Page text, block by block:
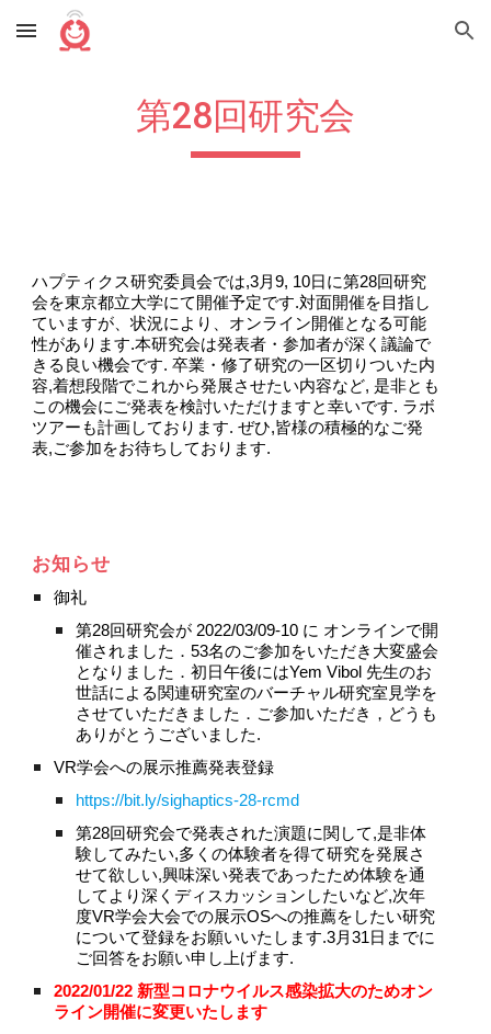
Skip to main content Skip to navigation
第28回研究会
ハプティクス研究委員会では,3月9, 10日に第28回研究
会を東京都立大学にて開催予定です.対面開催を目指し
ていますが、状況により、オンライン開催となる可能
性があります.本研究会は発表者・参加者が深く議論で
きる良い機会です. 卒業・修了研究の一区切りついた内
容,着想段階でこれから発展させたい内容など, 是非とも
この機会にご発表を検討いただけますと幸いです. ラボ
ツアーも計画しております. ぜひ,皆様の積極的なご発
表,ご参加をお待ちしております.
お知らせ
御礼
第28回研究会が 2022/03/09-10 に オンラインで開
催されました．53名のご参加をいただき大変盛会
となりました．初日午後にはYem Vibol 先生のお
世話による関連研究室のバーチャル研究室見学を
させていただきました．ご参加いただき，どうも
ありがとうございました.
VR学会への展示推薦発表登録
https://bit.ly/sighaptics-28-rcmd
第28回研究会で発表された演題に関して,是非体
験してみたい,多くの体験者を得て研究を発展さ
せて欲しい,興味深い発表であったため体験を通
してより深くディスカッションしたいなど,次年
度VR学会大会での展示OSへの推薦をしたい研究
について登録をお願いいたします.3月31日までに
ご回答をお願い申し上げます.
2022/01/22 新型コロナウイルス感染拡大のためオン
ライン開催に変更いたします